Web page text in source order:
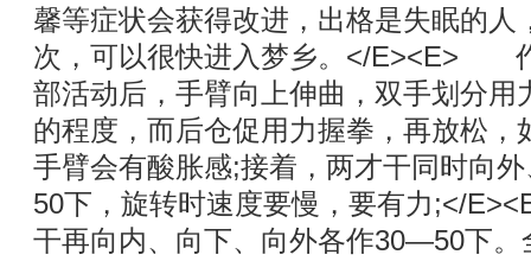
馨等症状会获得改进，出格是失眠的人
次，可以很快进入梦乡。</E><E>
部活动后，手臂向上伸曲，双手划分用
的程度，而后仓促用力握拳，再放松
手臂会有酸胀感;接着，两才干同时向
50下，旋转时速度要慢，要有力;</
干再向内、向下、向外各作30—50下。